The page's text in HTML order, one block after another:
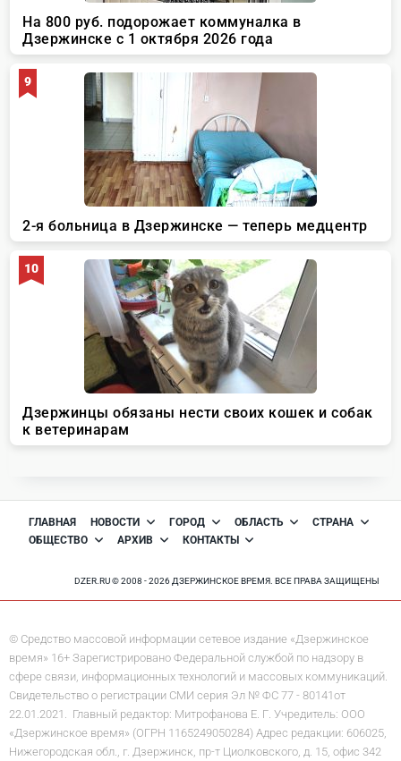
ГЛАВНАЯ НОВОСТИ ГОРОД ОБЛАСТЬ
СТРАНА
ОБЩЕСТВО
АРХИВ КОНТАКТЫ
DZER.RU © 2008 - 2026 ДЗЕРЖИНСКОЕ ВРЕМЯ. ВСЕ ПРАВА ЗАЩИЩЕНЫ
© Средство массовой информации сетевое издание «Дзержинское
время» 16+ Зарегистрировано Федеральной службой по надзору в
сфере связи, информационных технологий и массовых коммуникаций.
Свидетельство о регистрации СМИ серия Эл № ФС 77 - 80141от
22.01.2021. Главный редактор: Митрофанова Е. Г. Учредитель: ООО
«Дзержинское время» (ОГРН 1165249050284) Адрес редакции: 606025,
Нижегородская обл., г. Дзержинск, пр-т Циолковского, д. 15, офис 342